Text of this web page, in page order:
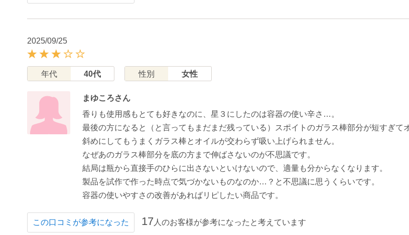
2025/09/25
年代 40代 性別 女性
まゆころさん
香りも使用感もとても好きなのに、星３にしたのは容器の使い辛さ…。
最後の方になると（と言ってもまだまだ残っている）スポイトのガラス棒部分が短すぎて
斜めにしてもうまくガラス棒とオイルが交わらず吸い上げられません。
なぜあのガラス棒部分を底の方まで伸ばさないのが不思議です。
結局は瓶から直接手のひらに出さないといけないので、適量も分からなくなります。
製品を試作で作った時点で気づかないものなのか…？と不思議に思うくらいです。
容器の使いやすさの改善があればリピしたい商品です。
この口コミが参考になった 17 人のお客様が参考になったと考えています